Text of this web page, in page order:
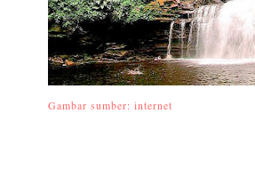
Gambar sumber: internet